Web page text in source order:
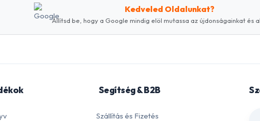
Kedveled Oldalunkat?
Állítsd be, hogy a Google mindig elöl mutassa az újdonságainkat és
Segítség & B2B
Szállítás és Fizetés